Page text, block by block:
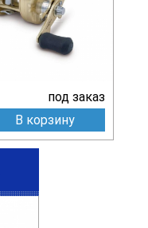
под заказ
В корзину